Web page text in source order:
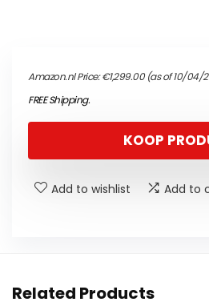
Amazon.nl Price:€1,299.00(as of 10/04/
FREE Shipping.
KOOP
Add to wishlist Add to
Related Products